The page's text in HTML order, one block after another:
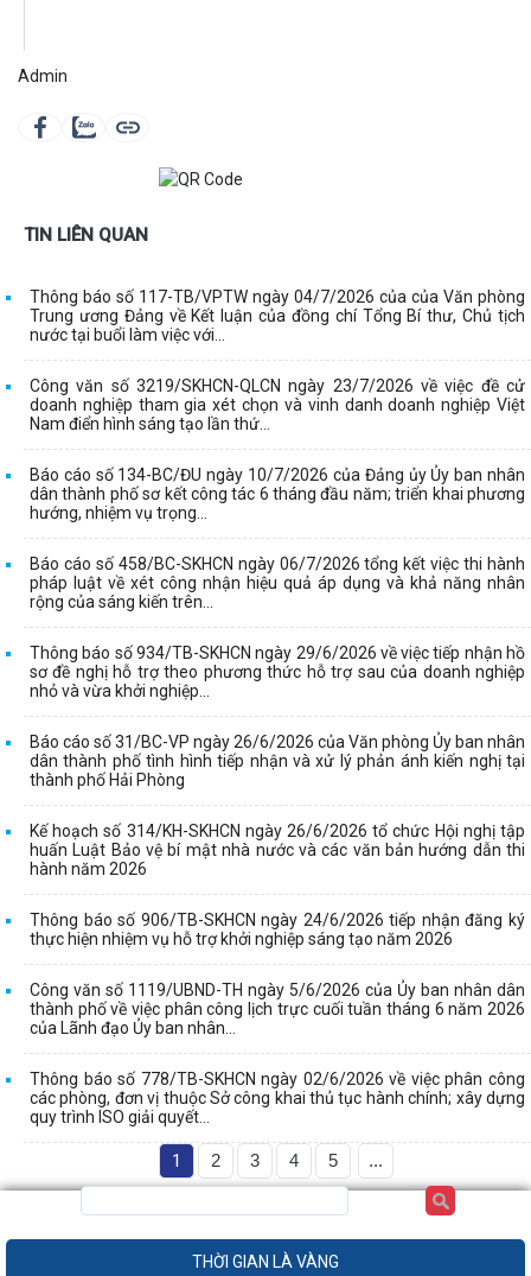
Admin
TIN LIÊN QUAN
Thông báo số 117-TB/VPTW ngày 04/7/2026 của của Văn phòng
Trung ương Đảng về Kết luận của đồng chí Tổng Bí thư, Chủ tịch
nước tại buổi làm việc với...
Công văn số 3219/SKHCN-QLCN ngày 23/7/2026 về việc đề cử
doanh nghiệp tham gia xét chọn và vinh danh doanh nghiệp Việt
Nam điển hình sáng tạo lần thứ...
Báo cáo số 134-BC/ĐU ngày 10/7/2026 của Đảng ủy Ủy ban nhân
dân thành phố sơ kết công tác 6 tháng đầu năm; triển khai phương
hướng, nhiệm vụ trọng...
Báo cáo số 458/BC-SKHCN ngày 06/7/2026 tổng kết việc thi hành
pháp luật về xét công nhận hiệu quả áp dụng và khả năng nhân
rộng của sáng kiến trên...
Thông báo số 934/TB-SKHCN ngày 29/6/2026 về việc tiếp nhận hồ
sơ đề nghị hỗ trợ theo phương thức hỗ trợ sau của doanh nghiệp
nhỏ và vừa khởi nghiệp...
Báo cáo số 31/BC-VP ngày 26/6/2026 của Văn phòng Ủy ban nhân
dân thành phố tình hình tiếp nhận và xử lý phản ánh kiến nghị tại
thành phố Hải Phòng
Kế hoạch số 314/KH-SKHCN ngày 26/6/2026 tổ chức Hội nghị tập
huấn Luật Bảo vệ bí mật nhà nước và các văn bản hướng dẫn thi
hành năm 2026
Thông báo số 906/TB-SKHCN ngày 24/6/2026 tiếp nhận đăng ký
thực hiện nhiệm vụ hỗ trợ khởi nghiệp sáng tạo năm 2026
Công văn số 1119/UBND-TH ngày 5/6/2026 của Ủy ban nhân dân
thành phố về việc phân công lịch trực cuối tuần tháng 6 năm 2026
của Lãnh đạo Ủy ban nhân...
Thông báo số 778/TB-SKHCN ngày 02/6/2026 về việc phân công
các phòng, đơn vị thuộc Sở công khai thủ tục hành chính; xây dựng
quy trình ISO giải quyết...
1 2 3 4 5 ...
THỜI GIAN LÀ VÀNG